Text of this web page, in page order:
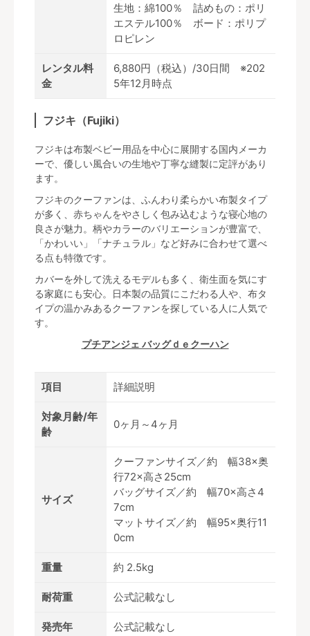
生地：綿100％ 詰めもの：ポリ
エステル100％ ボード：ポリプ
ロピレン
レンタル料
金
6,880円（税込）/30日間 ※202
5年12月時点
フジキ（Fujiki）
フジキは布製ベビー用品を中心に展開する国内メーカ
ーで、優しい風合いの生地や丁寧な縫製に定評があり
ます。
フジキのクーファンは、ふんわり柔らかい布製タイプ
が多く、赤ちゃんをやさしく包み込むような寝心地の
良さが魅力。柄やカラーのバリエーションが豊富で、
「かわいい」「ナチュラル」など好みに合わせて選べ
る点も特徴です。
カバーを外して洗えるモデルも多く、衛生面を気にす
る家庭にも安心。日本製の品質にこだわる人や、布タ
イプの温かみあるクーファンを探している人に人気で
す。
プチアンジェ バッグｄｅクーハン
項目 詳細説明
対象月齢/年
齢
0ヶ月～4ヶ月
サイズ
クーファンサイズ／約 幅38×奥
行72×高さ25cm
バッグサイズ／約 幅70×高さ4
7cm
マットサイズ／約 幅95×奥行11
0cm
重量 約 2.5kg
耐荷重 公式記載なし
発売年 公式記載なし